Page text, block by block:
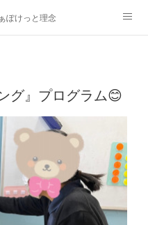
ぽけっと理念
グ』プログラム😊